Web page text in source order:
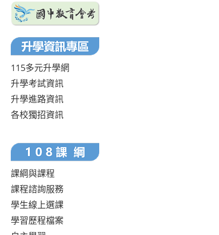
115多元升學網
升學考試資訊
升學進路資訊
各校獨招資訊
課綱與課程
課程諮詢服務
學生線上選課
學習歷程檔案